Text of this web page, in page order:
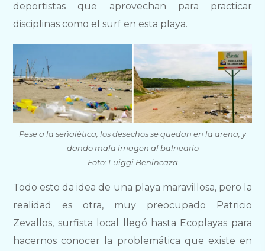
deportistas que aprovechan para practicar
disciplinas como el surf en esta playa.
Pese a la señalética, los desechos se quedan en la arena, y
dando mala imagen al balneario
Foto: Luiggi Benincaza
Todo esto da idea de una playa maravillosa, pero la
realidad es otra, muy preocupado Patricio
Zevallos, surfista local llegó hasta Ecoplayas para
hacernos conocer la problemática que existe en